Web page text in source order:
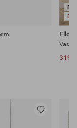
Ellos
Vase
319
Tilføj